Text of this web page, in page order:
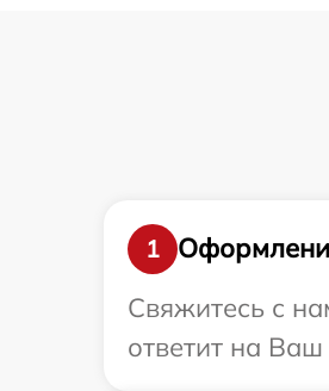
1
Свяжитесь с
ответит на